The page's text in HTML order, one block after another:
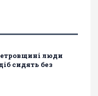
люди
сидять без